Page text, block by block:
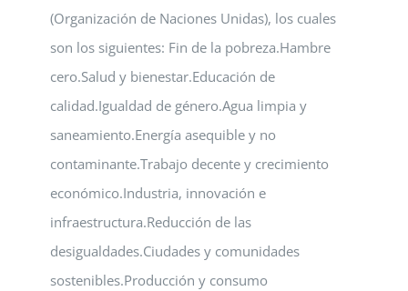
(Organización de Naciones Unidas), los cuales
son los siguientes: Fin de la pobreza.Hambre
cero.Salud y bienestar.Educación de
calidad.Igualdad de género.Agua limpia y
saneamiento.Energía asequible y no
contaminante.Trabajo decente y crecimiento
económico.Industria, innovación e
infraestructura.Reducción de las
desigualdades.Ciudades y comunidades
sostenibles.Producción y consumo